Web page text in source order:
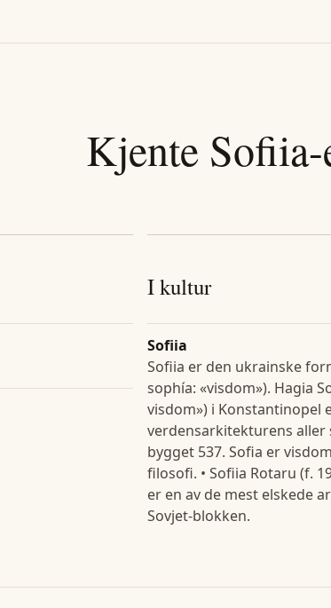
Kjente Sofiia
I kultur
Sofiia
Sofiia er den ukrainske
sophía: «visdom»). Hagia
visdom») i Konstantinopel
verdensarkitekturens
bygget 537. Sofia er
filosofi. • Sofiia Rotaru (f.
er en av de mest elskede
Sovjet-blokken.